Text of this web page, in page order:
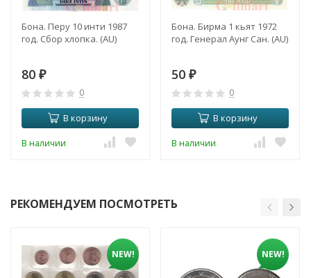
Бона. Перу 10 инти 1987
год. Сбор хлопка. (AU)
80 ₽
0
В корзину
В наличии
Бона. Бирма 1 кьят 1972
год. Генерал Аунг Сан. (AU)
50 ₽
0
В корзину
В наличии
РЕКОМЕНДУЕМ ПОСМОТРЕТЬ
NEW! NEW!